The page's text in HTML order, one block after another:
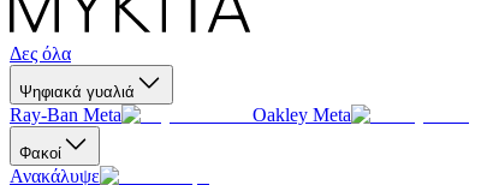
Δες όλα
Ψηφιακά γυαλιά
Ray-Ban Meta Oakley Meta
Φακοί
Ανακάλυψε